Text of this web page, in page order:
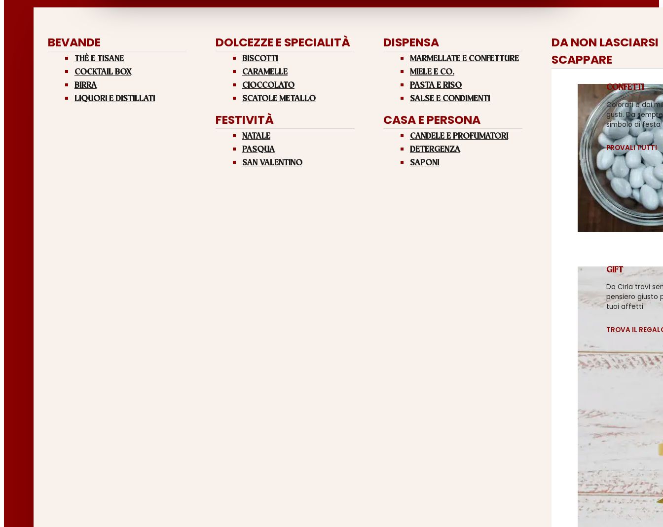
BEVANDE
THÈ E TISANE
COCKTAIL BOX
BIRRA
LIQUORI E DISTILLATI
DOLCEZZE E SPECIALITÀ
BISCOTTI
CARAMELLE
CIOCCOLATO
SCATOLE METALLO
FESTIVITÀ
NATALE
PASQUA
SAN VALENTINO
DISPENSA
MARMELLATE E CONFETTURE
MIELE E CO.
PASTA E RISO
SALSE E CONDIMENTI
CASA E PERSONA
CANDELE E PROFUMATORI
DETERGENZA
SAPONI
DA NON LASCIARSI
SCAPPARE
CONFETTI
Colorati e dai
gusti. Da sempre
simbolo di festa
PROVALI TUTTI
GIFT
Da Cirla trovi
pensiero giusto
tuoi affetti
TROVA IL